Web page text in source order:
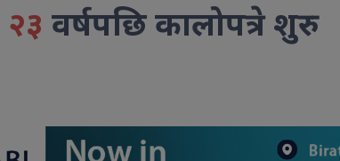
वर्षपछि कालोपत्रे शुरु